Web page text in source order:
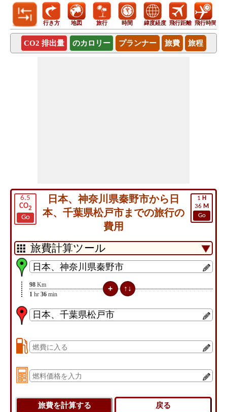
行き方 地図 旅行 時間 緯度経度 飛行距離 飛行時間
CO2 排出量 のカロリー プランナー 旅費 旅程
6.5
CO2
Go
1 H
36 M
Go
日本、神奈川県秦野市から日
本、千葉県松戸市までの旅行の
費用
98 Km
1 hr 36 min